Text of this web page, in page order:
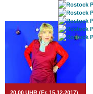
ROSTOCK TAGESTIPP
20.00 UHR (Fr, 15.12.2017)